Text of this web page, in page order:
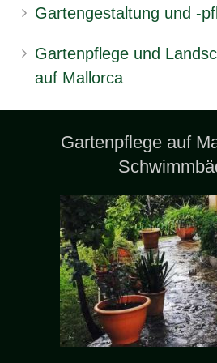
Gartengestaltung und -
Gartenpflege und
auf Mallorca
Gartenpflege auf